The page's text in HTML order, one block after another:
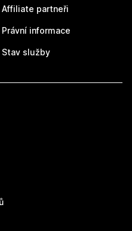
Affiliate partneři
Právní informace
Stav služby